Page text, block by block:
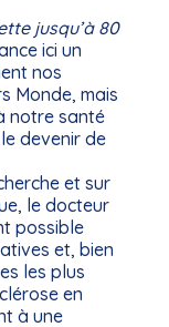
jusqu’à 80
ici un
nos
Monde, mais
notre santé
devenir de
et sur
le docteur
possible
et, bien
les plus
en
à une